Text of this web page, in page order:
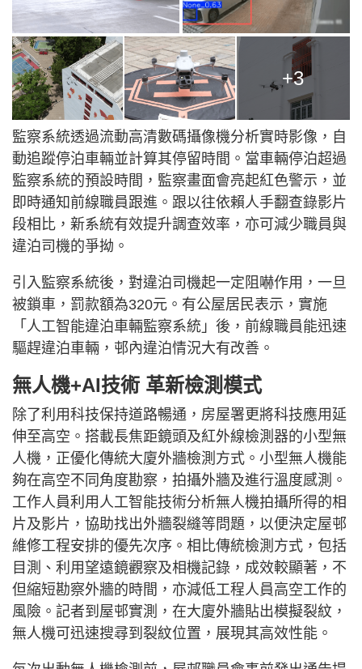
+3
監察系統透過流動高清數碼攝像機分析實時影像，自
動追蹤停泊車輛並計算其停留時間。當車輛停泊超過
監察系統的預設時間，監察畫面會亮起紅色警示，並
即時通知前線職員跟進。跟以往依賴人手翻查錄影片
段相比，新系統有效提升調查效率，亦可減少職員與
違泊司機的爭拗。
引入監察系統後，對違泊司機起一定阻嚇作用，一旦
被鎖車，罰款額為320元。有公屋居民表示，實施
「人工智能違泊車輛監察系統」後，前線職員能迅速
驅趕違泊車輛，邨內違泊情況大有改善。
無人機+AI技術 革新檢測模式
除了利用科技保持道路暢通，房屋署更將科技應用延
伸至高空。搭載長焦距鏡頭及紅外線檢測器的小型無
人機，正優化傳統大廈外牆檢測方式。小型無人機能
夠在高空不同角度勘察，拍攝外牆及進行溫度感測。
工作人員利用人工智能技術分析無人機拍攝所得的相
片及影片，協助找出外牆裂縫等問題，以便決定屋邨
維修工程安排的優先次序。相比傳統檢測方式，包括
目測、利用望遠鏡觀察及相機記錄，成效較顯著，不
但縮短勘察外牆的時間，亦減低工程人員高空工作的
風險。記者到屋邨實測，在大廈外牆貼出模擬裂紋，
無人機可迅速搜尋到裂紋位置，展現其高效性能。